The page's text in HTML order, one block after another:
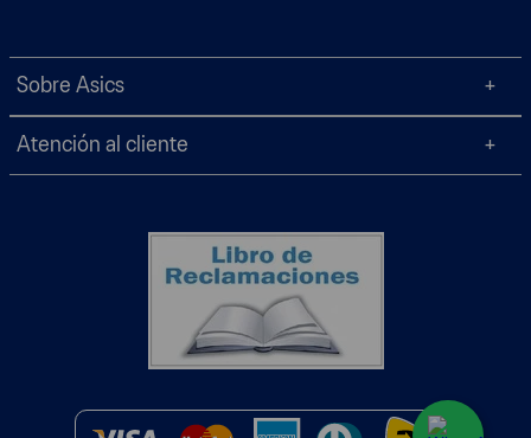
Sobre Asics
Atención al cliente